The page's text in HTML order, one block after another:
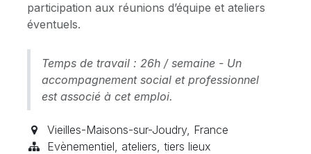
participation aux réunions d’équipe et ateliers
éventuels.
Temps de travail : 26h / semaine - Un
accompagnement social et professionnel
est associé à cet emploi.
Vieilles-Maisons-sur-Joudry, France
Evènementiel, ateliers, tiers lieux